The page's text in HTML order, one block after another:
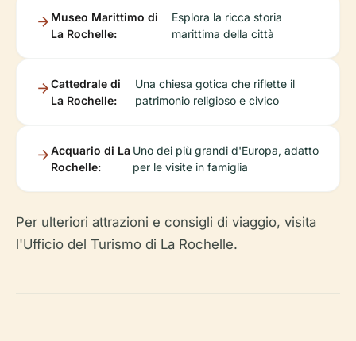
Museo Marittimo di
La Rochelle:
Esplora la ricca storia
marittima della città
Cattedrale di
La Rochelle:
Una chiesa gotica che riflette il
patrimonio religioso e civico
Acquario di La
Rochelle:
Uno dei più grandi d'Europa, adatto
per le visite in famiglia
Per ulteriori attrazioni e consigli di viaggio, visita
l'Ufficio del Turismo di La Rochelle.